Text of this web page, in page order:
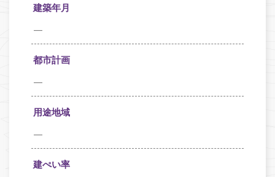
建築年月
—
都市計画
—
用途地域
—
建ぺい率